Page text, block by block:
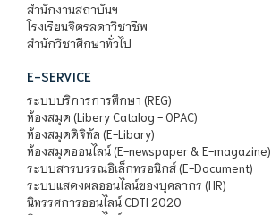
สำนักงานสถาบันฯ
โรงเรียนจิตรลดาวิชาชีพ
สำนักวิชาศึกษาทั่วไป
E-SERVICE
ระบบบริการการศึกษา (REG)
ห้องสมุด (Libery Catalog - OPAC)
ห้องสมุดดิจิทัล (E-Libary)
ห้องสมุดออนไลน์ (E-newspaper & E-magazine)
ระบบสารบรรณอิเล็กทรอนิกส์ (E-Document)
ระบบแสดงผลออนไลน์ของบุคลากร (HR)
นิทรรศการออนไลน์ CDTI 2020